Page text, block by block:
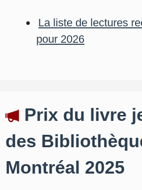
La liste de lectures
pour 2026
Prix du livre
des
Montréal 2025